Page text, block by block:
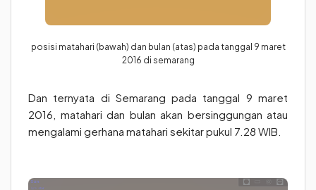
posisi matahari (bawah) dan bulan (atas) pada tanggal 9 maret
2016 di semarang
Dan ternyata di Semarang pada tanggal 9 maret
2016, matahari dan bulan akan bersinggungan atau
mengalami gerhana matahari sekitar pukul 7.28 WIB.